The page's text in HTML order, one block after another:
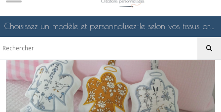
Choisissez un modèle et personnalisez-le selon vos tissus préférés de mes collections en ligne, je le confectionnerai selon vos souhaits
Afficher
les
résultats